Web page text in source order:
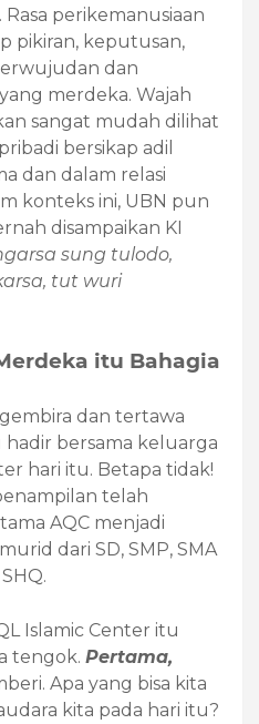
perikemanusiaan
pikiran, keputusan,
dan
merdeka. Wajah
sangat mudah dilihat
bersikap adil
dan dalam relasi
konteks ini, UBN pun
disampaikan KI
sung tulodo,
tut wuri
itu Bahagia
dan tertawa
hadir bersama keluarga
hari itu. Betapa tidak!
telah
AQC menjadi
dari SD, SMP, SMA
Islamic Center itu
tengok. Pertama,
Apa yang bisa kita
kita pada hari itu?